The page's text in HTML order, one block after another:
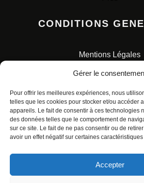
Gérer le
Pour offrir les meilleures expériences, nous
telles que les cookies pour stocker et/ou accéder
appareils. Le fait de consentir à ces technologies
des données telles que le comportement de
sur ce site. Le fait de ne pas consentir ou de
avoir un effet négatif sur certaines
Accepter
CONDITIONS
Mentions Légales
Charte pour la protection des
© ALL RIGHTS RESERVED. URBAN